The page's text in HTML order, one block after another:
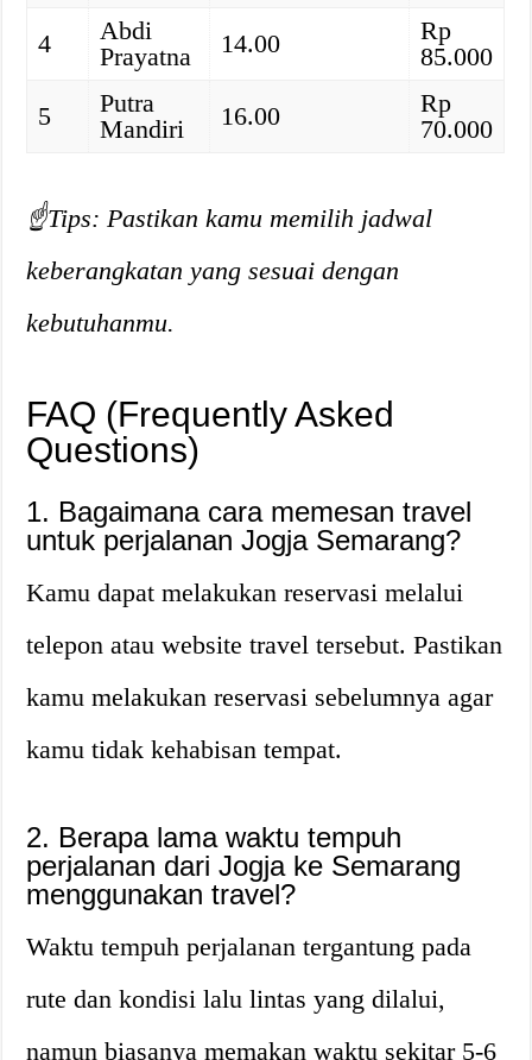
4
Abdi
Prayatna
14.00
Rp
85.000
5
Putra
Mandiri
16.00
Rp
70.000
☝️Tips: Pastikan kamu memilih jadwal
keberangkatan yang sesuai dengan
kebutuhanmu.
FAQ (Frequently Asked
Questions)
1. Bagaimana cara memesan travel
untuk perjalanan Jogja Semarang?
Kamu dapat melakukan reservasi melalui
telepon atau website travel tersebut. Pastikan
kamu melakukan reservasi sebelumnya agar
kamu tidak kehabisan tempat.
2. Berapa lama waktu tempuh
perjalanan dari Jogja ke Semarang
menggunakan travel?
Waktu tempuh perjalanan tergantung pada
rute dan kondisi lalu lintas yang dilalui,
namun biasanya memakan waktu sekitar 5-6